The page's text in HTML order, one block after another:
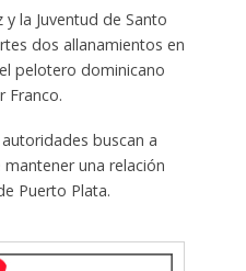
la Juventud de Santo
dos allanamientos en
pelotero dominicano
Franco.
buscan a
una relación
Puerto Plata.